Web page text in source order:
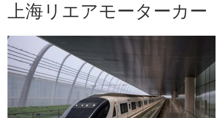
上海リエアモーターカー